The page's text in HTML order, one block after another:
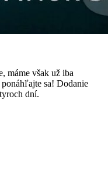
máme však už iba
sa! Dodanie
dní.